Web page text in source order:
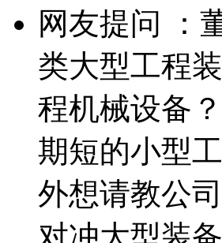
网友提问 ：
类大型工程
程机械设备
期短的小型
外想请教公
对冲大型装